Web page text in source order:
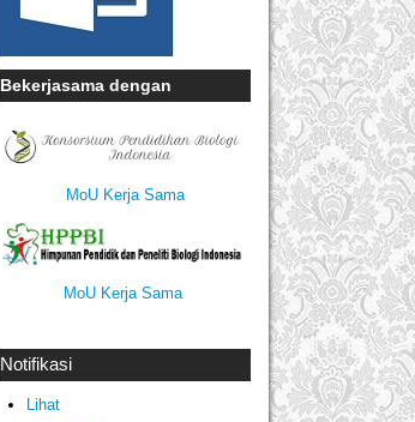
Bekerjasama dengan
MoU Kerja Sama
MoU Kerja Sama
Notifikasi
Lihat